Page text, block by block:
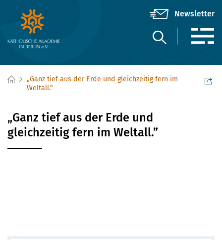
„Ganz tief aus der Erde und gleichzeitig fern im
Weltall.”
„Ganz tief aus der Erde und
gleichzeitig fern im Weltall.”